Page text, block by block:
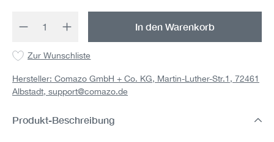
Produkt Anzahl: Gib den gewünschten
In den Warenkorb
Zur Wunschliste
Hersteller: Comazo GmbH + Co. KG, Martin-Luther-Str.1, 72461
Albstadt, support@comazo.de
Produkt-Beschreibung